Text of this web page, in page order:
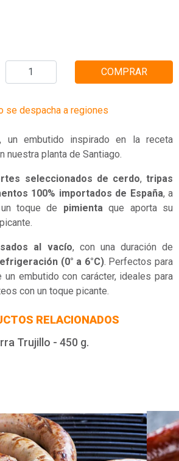
COMPRAR
se despacha a regiones
, un embutido inspirado en la receta
nuestra planta de Santiago.
seleccionados de cerdo,tripas
100% importados de España, a
toque de pimientaque aporta su
al vacío, con una duración de
(0° a 6°C). Perfectos para
embutido con carácter, ideales para
con un toque picante.
RELACIONADOS
Trujillo - 450 g.